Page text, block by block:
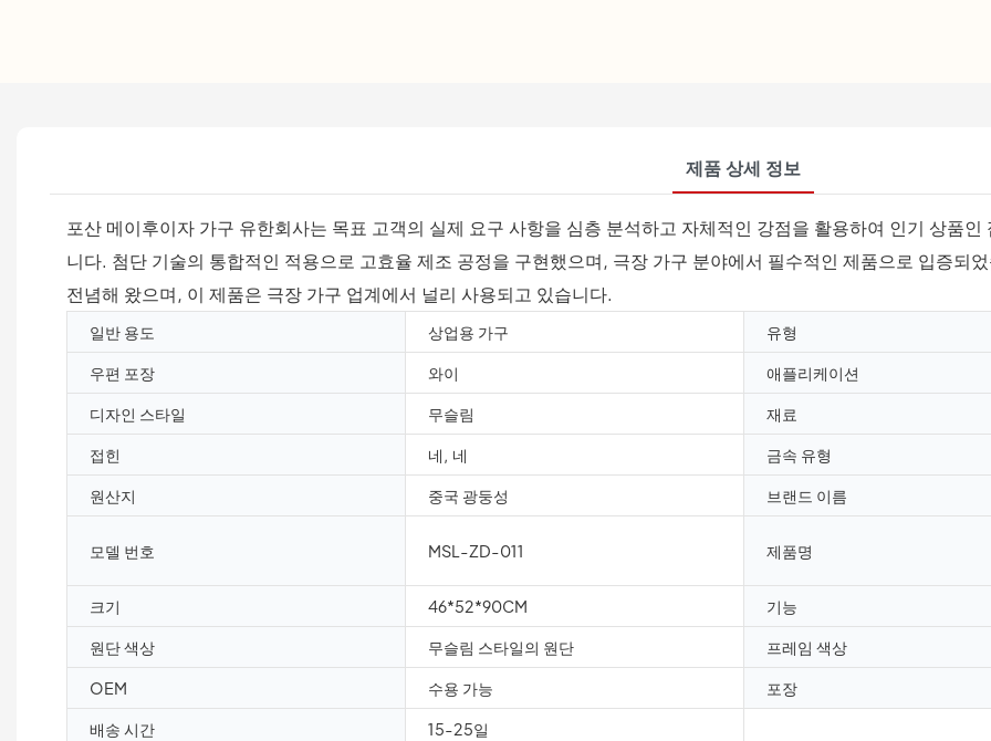
제품 상세 정보
포산 메이후이자 가구 유한회사는 목표 고객의 실제 요구 사항을 심층 분석하고 자체적인 강점을 활용하여 인기 상품
니다. 첨단 기술의 통합적인 적용으로 고효율 제조 공정을 구현했으며, 극장 가구 분야에서 필수적인 제품으로 입증되
전념해 왔으며, 이 제품은 극장 가구 업계에서 널리 사용되고 있습니다.
일반 용도 상업용 가구 유형
우편 포장 와이 애플리케이션
디자인 스타일 무슬림 재료
접힌 네, 네 금속 유형
원산지 중국 광둥성 브랜드 이름
모델 번호 MSL-ZD-011 제품명
크기 46*52*90CM 기능
원단 색상 무슬림 스타일의 원단 프레임 색상
OEM 수용 가능 포장
배송 시간 15-25일